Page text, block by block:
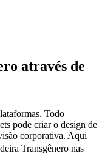
através de
Todo
pode criar o design de
corporativa. Aqui
Transgênero nas